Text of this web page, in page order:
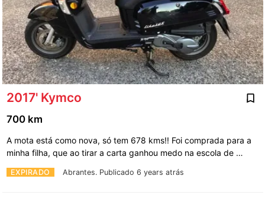
2017' Kymco
EXPIRADO Abrantes. Publicado 6 years atrás
700 km
A mota está como nova, só tem 678 kms!! Foi comprada para a
minha filha, que ao tirar a carta ganhou medo na escola de …